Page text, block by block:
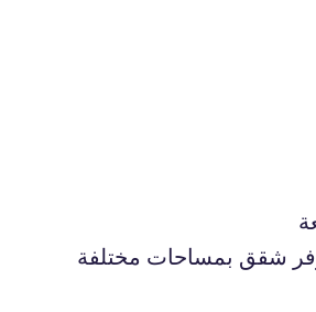
شقق بمساحات مختلفة